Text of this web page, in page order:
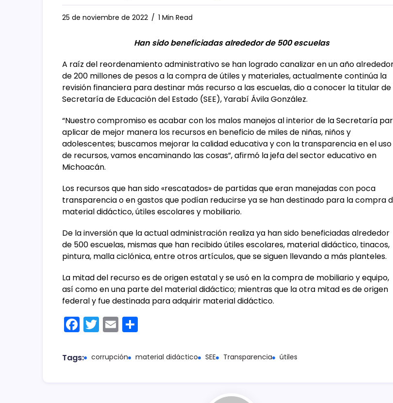
25 de noviembre de 2022 1 Min Read
Han sido beneficiadas alrededor de 500 escuelas
A raíz del reordenamiento administrativo se han logrado canalizar en un año
de 200 millones de pesos a la compra de útiles y materiales, actualmente continúa la
revisión financiera para destinar más recurso a las escuelas, dio a conocer la titular de
Secretaría de Educación del Estado (SEE), Yarabí Ávila González.
“Nuestro compromiso es acabar con los malos manejos al interior de la Secretaría
aplicar de mejor manera los recursos en beneficio de miles de niñas, niños y
adolescentes; buscamos mejorar la calidad educativa y con la transparencia en el uso
de recursos, vamos encaminando las cosas”, afirmó la jefa del sector educativo en
Michoacán.
Los recursos que han sido «rescatados» de partidas que eran manejadas con poca
transparencia o en gastos que podían reducirse ya se han destinado para la compra
material didáctico, útiles escolares y mobiliario.
De la inversión que la actual administración realiza ya han sido beneficiadas alrededor
de 500 escuelas, mismas que han recibido útiles escolares, material didáctico, tinacos,
pintura, malla ciclónica, entre otros artículos, que se siguen llevando a más planteles.
La mitad del recurso es de origen estatal y se usó en la compra de mobiliario y equipo,
así como en una parte del material didáctico; mientras que la otra mitad es de origen
federal y fue destinada para adquirir material didáctico.
F
c
T
itt
E
ai m
Tags: corrupción material didáctico SEE Transparencia útiles